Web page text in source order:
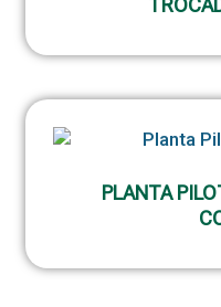
PLANTA